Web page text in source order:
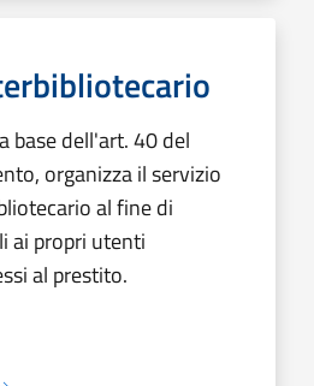
base dell'art. 40 del
organizza il servizio
al fine di
ai propri utenti
al prestito.